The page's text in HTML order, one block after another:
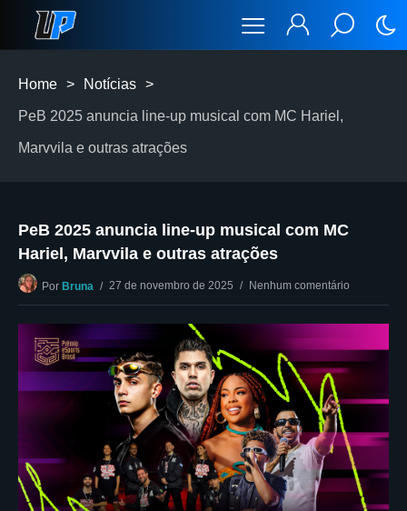
Home > Notícias >
PeB 2025 anuncia line-up musical com MC Hariel,
Marvvila e outras atrações
PeB 2025 anuncia line-up musical com MC
Hariel, Marvvila e outras atrações
Por Bruna 27 de novembro de 2025 Nenhum comentário